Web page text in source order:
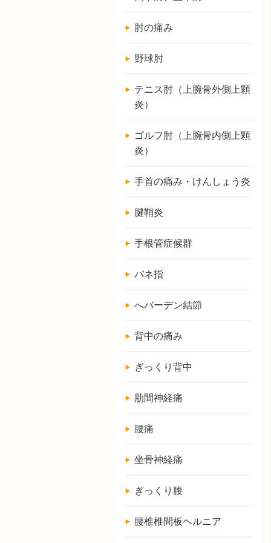
肘の痛み
野球肘
テニス肘（上腕骨外側上顆
炎）
ゴルフ肘（上腕骨内側上顆
炎）
手首の痛み・けんしょう炎
腱鞘炎
手根管症候群
バネ指
へバーデン結節
背中の痛み
ぎっくり背中
肋間神経痛
腰痛
坐骨神経痛
ぎっくり腰
腰椎椎間板ヘルニア